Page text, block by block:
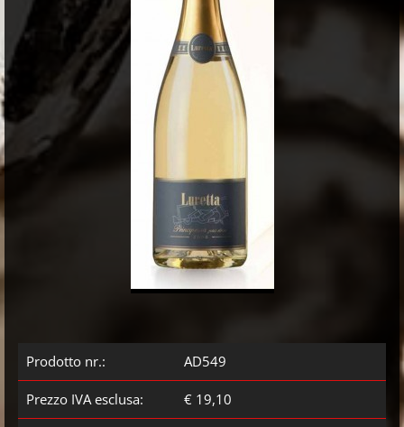
Prodotto nr.: AD549
Prezzo IVA esclusa: € 19,10